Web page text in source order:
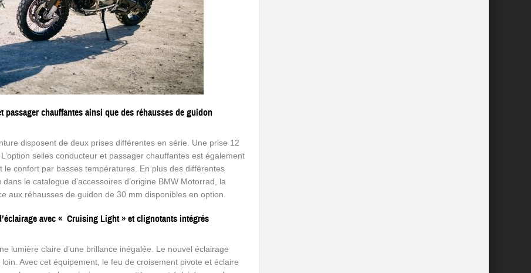
chauffantes ainsi que des réhausses de guidon
disposent de deux prises différentes en série. Une prise 12
selles conducteur et passager chauffantes est également
confort par basses températures. En plus des différentes
le catalogue d’accessoires d’origine BMW Motorrad, la
aux réhausses de guidon de 30 mm disponibles en option.
avec « Cruising Light» et clignotants intégrés
lumière claire d’une brillance inégalée. Le nouvel éclairage
Avec cet équipement, le feu de croisement pivote et éclaire